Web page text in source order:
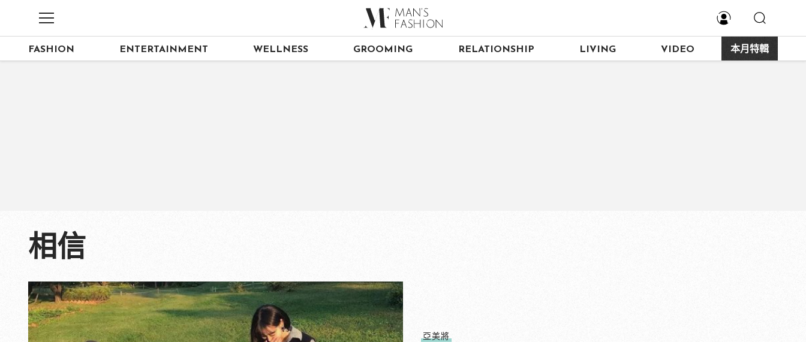
FASHION ENTERTAINMENT WELLNESS GROOMING RELATIONSHIP LIVING VIDEO 本月特輯
相信
亞美將